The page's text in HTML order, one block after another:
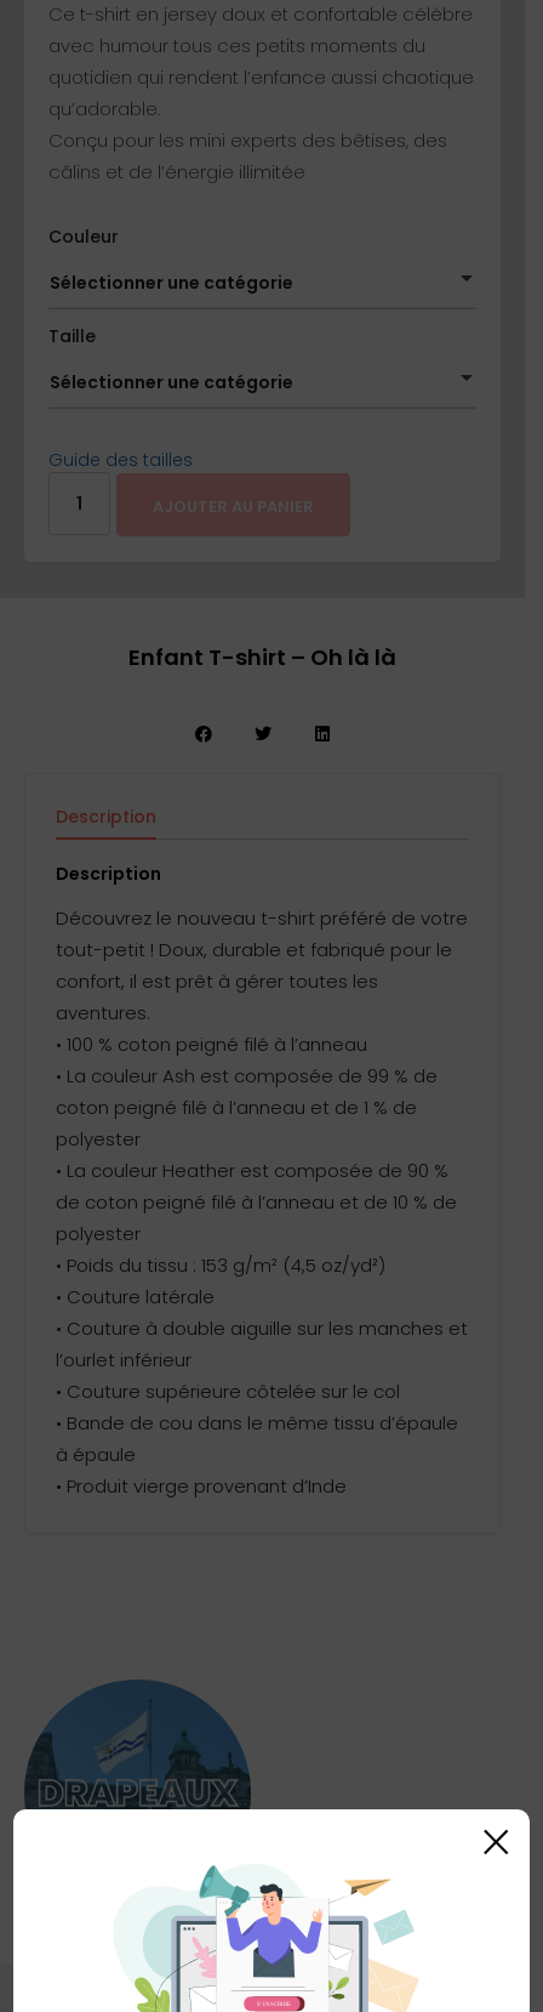
Ce t-shirt en jersey doux et confortable célèbre
avec humour tous ces petits moments du
quotidien qui rendent l’enfance aussi chaotique
qu’adorable.
Conçu pour les mini experts des bêtises, des
câlins et de l’énergie illimitée
Couleur
Sélectionner une catégorie
Taille
Sélectionner une catégorie
Guide des tailles
AJOUTER AU PANIER
Enfant T-shirt – Oh là là
Description
Description
Découvrez le nouveau t-shirt préféré de votre
tout-petit ! Doux, durable et fabriqué pour le
confort, il est prêt à gérer toutes les
aventures.
• 100 % coton peigné filé à l’anneau
• La couleur Ash est composée de 99 % de
coton peigné filé à l’anneau et de 1 % de
polyester
• La couleur Heather est composée de 90 %
de coton peigné filé à l’anneau et de 10 % de
polyester
• Poids du tissu : 153 g/m² (4,5 oz/yd²)
• Couture latérale
• Couture à double aiguille sur les manches et
l’ourlet inférieur
• Couture supérieure côtelée sur le col
• Bande de cou dans le même tissu d’épaule
à épaule
• Produit vierge provenant d’Inde
Drapeaux (6)
×